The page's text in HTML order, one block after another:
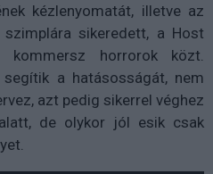
kézlenyomatát, illetve az
sikeredett, a Host
horrorok közt.
segítik a hatásosságát, nem
azt pedig sikerrel véghez
de olykor jól esik csak